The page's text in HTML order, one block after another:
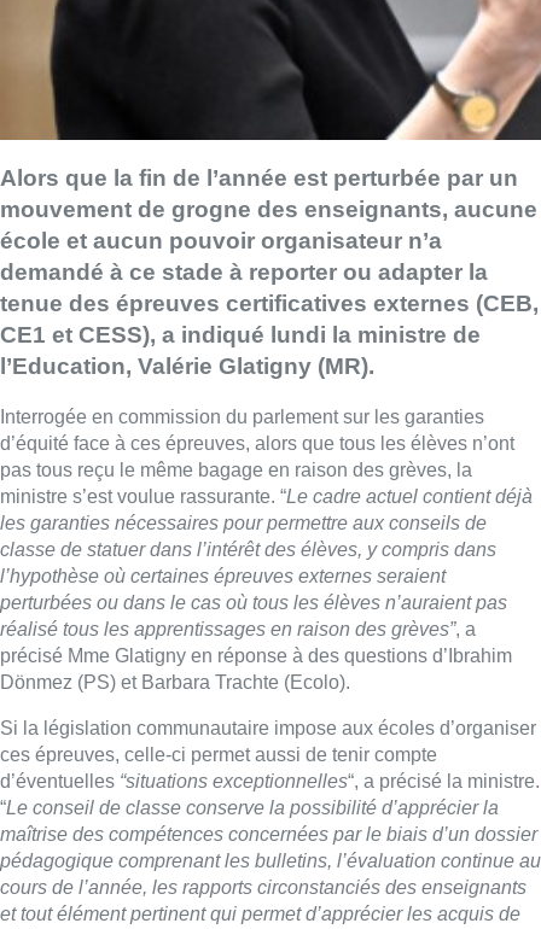
Alors que la fin de l’année est perturbée par un
mouvement de grogne des enseignants, aucune
école et aucun pouvoir organisateur n’a
demandé à ce stade à reporter ou adapter la
tenue des épreuves certificatives externes (CEB,
CE1 et CESS), a indiqué lundi la ministre de
l’Education, Valérie Glatigny (MR).
Interrogée en commission du parlement sur les garanties
d’équité face à ces épreuves, alors que tous les élèves n’ont
pas tous reçu le même bagage en raison des grèves, la
ministre s’est voulue rassurante. “Le cadre actuel contient déjà
les garanties nécessaires pour permettre aux conseils de
classe de statuer dans l’intérêt des élèves, y compris dans
l’hypothèse où certaines épreuves externes seraient
perturbées ou dans le cas où tous les élèves n’auraient pas
réalisé tous les apprentissages en raison des grèves”, a
précisé Mme Glatigny en réponse à des questions d’Ibrahim
Dönmez (PS) et Barbara Trachte (Ecolo).
Si la législation communautaire impose aux écoles d’organiser
ces épreuves, celle-ci permet aussi de tenir compte
d’éventuelles “situations exceptionnelles“, a précisé la ministre.
“Le conseil de classe conserve la possibilité d’apprécier la
maîtrise des compétences concernées par le biais d’un dossier
pédagogique comprenant les bulletins, l’évaluation continue au
cours de l’année, les rapports circonstanciés des enseignants
et tout élément pertinent qui permet d’apprécier les acquis de